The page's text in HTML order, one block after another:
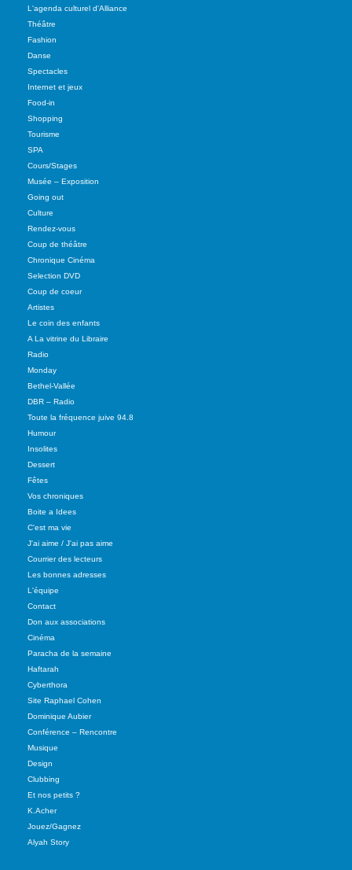
L'agenda culturel d'Alliance
Théâtre
Fashion
Danse
Spectacles
Internet et jeux
Food-in
Shopping
Tourisme
SPA
Cours/Stages
Musée – Exposition
Going out
Culture
Rendez-vous
Coup de théâtre
Chronique Cinéma
Selection DVD
Coup de coeur
Artistes
Le coin des enfants
A La vitrine du Libraire
Radio
Monday
Bethel-Vallée
DBR – Radio
Toute la fréquence juive 94.8
Humour
Insolites
Dessert
Fêtes
Vos chroniques
Boite a Idees
C'est ma vie
J'ai aime / J'ai pas aime
Courrier des lecteurs
Les bonnes adresses
L'équipe
Contact
Don aux associations
Cinéma
Paracha de la semaine
Haftarah
Cyberthora
Site Raphael Cohen
Dominique Aubier
Conférence – Rencontre
Musique
Design
Clubbing
Et nos petits ?
K.Acher
Jouez/Gagnez
Alyah Story